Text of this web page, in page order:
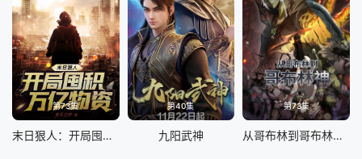
第73集
末日狠人：开局囤积万亿物资 动态漫画
第40集
九阳武神
第73集
从哥布林到哥布林神 动态漫画